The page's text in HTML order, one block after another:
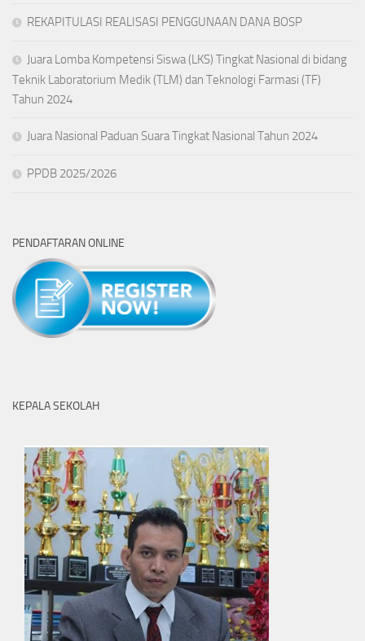
REKAPITULASI REALISASI PENGGUNAAN DANA BOSP
Juara Lomba Kompetensi Siswa (LKS) Tingkat Nasional di bidang
Teknik Laboratorium Medik (TLM) dan Teknologi Farmasi (TF)
Tahun 2024
Juara Nasional Paduan Suara Tingkat Nasional Tahun 2024
PPDB 2025/2026
PENDAFTARAN ONLINE
KEPALA SEKOLAH